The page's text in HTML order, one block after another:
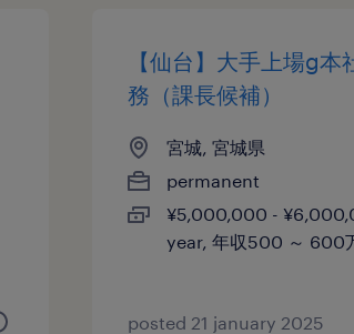
【仙台】大手上場g本
務（課長候補）
宮城, 宮城県
permanent
¥5,000,000 -
year, 年収500 ～ 600
posted 21 january 2025